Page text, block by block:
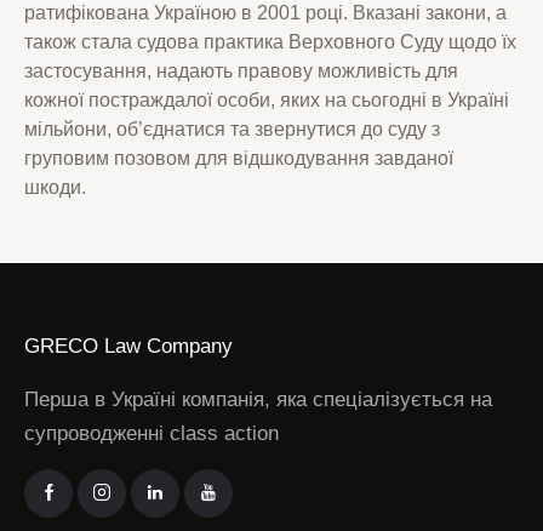
ратифікована Україною в 2001 році. Вказані закони, а
також стала судова практика Верховного Суду щодо їх
застосування, надають правову можливість для
кожної постраждалої особи, яких на сьогодні в Україні
мільйони, об’єднатися та звернутися до суду з
груповим позовом для відшкодування завданої
шкоди.
GRECO Law Company
Перша в Україні компанія, яка спеціалізується на
супроводженні class action